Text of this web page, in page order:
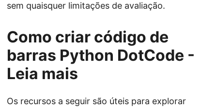
sem quaisquer limitações de avaliação.
Como criar código de
barras Python DotCode -
Leia mais
Os recursos a seguir são úteis para explorar